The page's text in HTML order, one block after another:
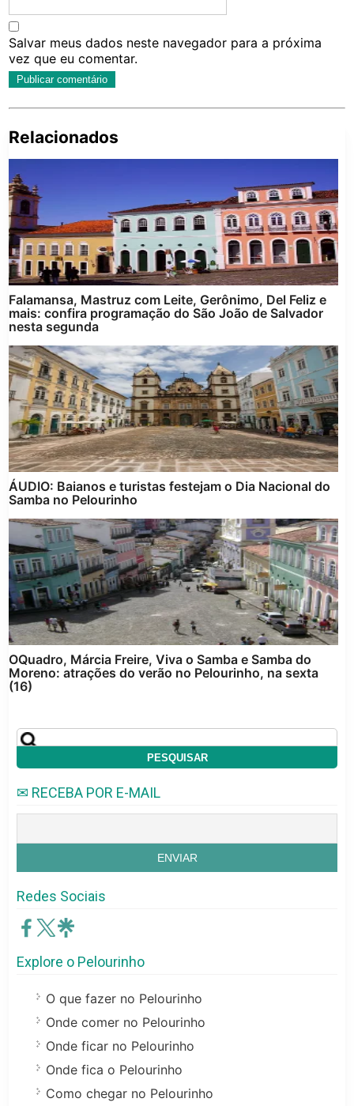
Salvar meus dados neste navegador para a próxima
vez que eu comentar.
Relacionados
Falamansa, Mastruz com Leite, Gerônimo, Del Feliz e
mais: confira programação do São João de Salvador
nesta segunda
ÁUDIO: Baianos e turistas festejam o Dia Nacional do
Samba no Pelourinho
OQuadro, Márcia Freire, Viva o Samba e Samba do
Moreno: atrações do verão no Pelourinho, na sexta
(16)
✉ RECEBA POR E-MAIL
Redes Sociais
Explore o Pelourinho
O que fazer no Pelourinho
Onde comer no Pelourinho
Onde ficar no Pelourinho
Onde fica o Pelourinho
Como chegar no Pelourinho